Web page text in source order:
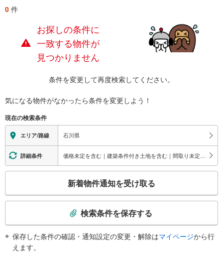
0 件
お探しの条件に
一致する物件が
見つかりません
条件を変更して再度検索してください。
気になる物件がなかったら条件を変更しよう！
現在の検索条件
エリア/路線 石川県
詳細条件 価格未定を含む｜建築条件付き土地を含む｜間取り未定を含む｜本日公開
検
新着物件通知を受け取る
検索条件を保存する
保存した条件の確認・通知設定の変更・解除はマイページから行
えます。